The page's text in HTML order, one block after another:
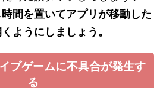
間を置いてアプリが移動した
ようにしましょう。
ブゲームに不具合が発生す
る